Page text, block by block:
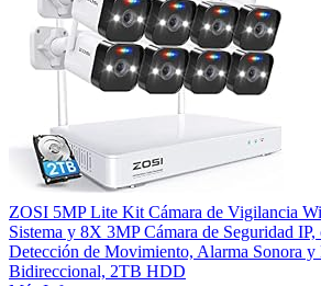
ZOSI 5MP Lite Kit Cámara de Vigilancia
Sistema y 8X 3MP Cámara de Seguridad
Detección de Movimiento, Alarma Sonora
Bidireccional, 2TB HDD